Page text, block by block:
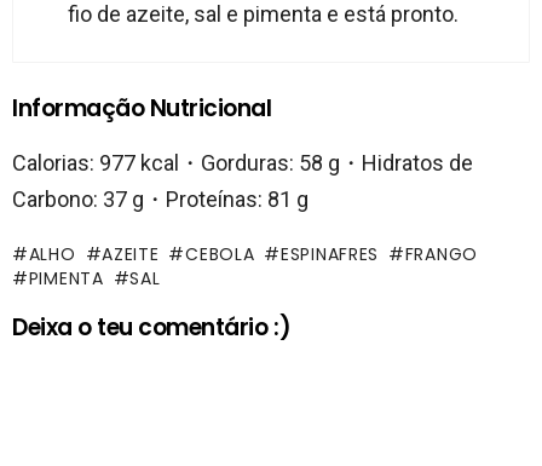
fio de azeite, sal e pimenta e está pronto.
Informação Nutricional
Calorias: 977 kcal・Gorduras: 58 g・Hidratos de
Carbono: 37 g・Proteínas: 81 g
ALHO AZEITE CEBOLA ESPINAFRES
FRANGO
PIMENTA
SAL
Deixa o teu comentário :)